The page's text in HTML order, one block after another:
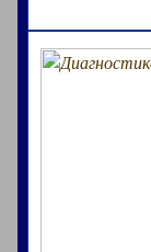
Здравствуй.
желание